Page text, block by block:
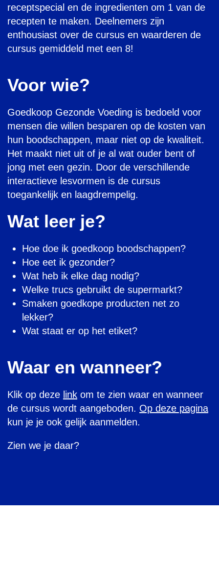
receptspecial en de ingredienten om 1 van de
recepten te maken. Deelnemers zijn
enthousiast over de cursus en waarderen de
cursus gemiddeld met een 8!
Voor wie?
Goedkoop Gezonde Voeding is bedoeld voor
mensen die willen besparen op de kosten van
hun boodschappen, maar niet op de kwaliteit.
Het maakt niet uit of je al wat ouder bent of
jong met een gezin. Door de verschillende
interactieve lesvormen is de cursus
toegankelijk en laagdrempelig.
Wat leer je?
Hoe doe ik goedkoop boodschappen?
Hoe eet ik gezonder?
Wat heb ik elke dag nodig?
Welke trucs gebruikt de supermarkt?
Smaken goedkope producten net zo
lekker?
Wat staat er op het etiket?
Waar en wanneer?
Klik op deze link om te zien waar en wanneer
de cursus wordt aangeboden. Op deze pagina
kun je je ook gelijk aanmelden.
Zien we je daar?